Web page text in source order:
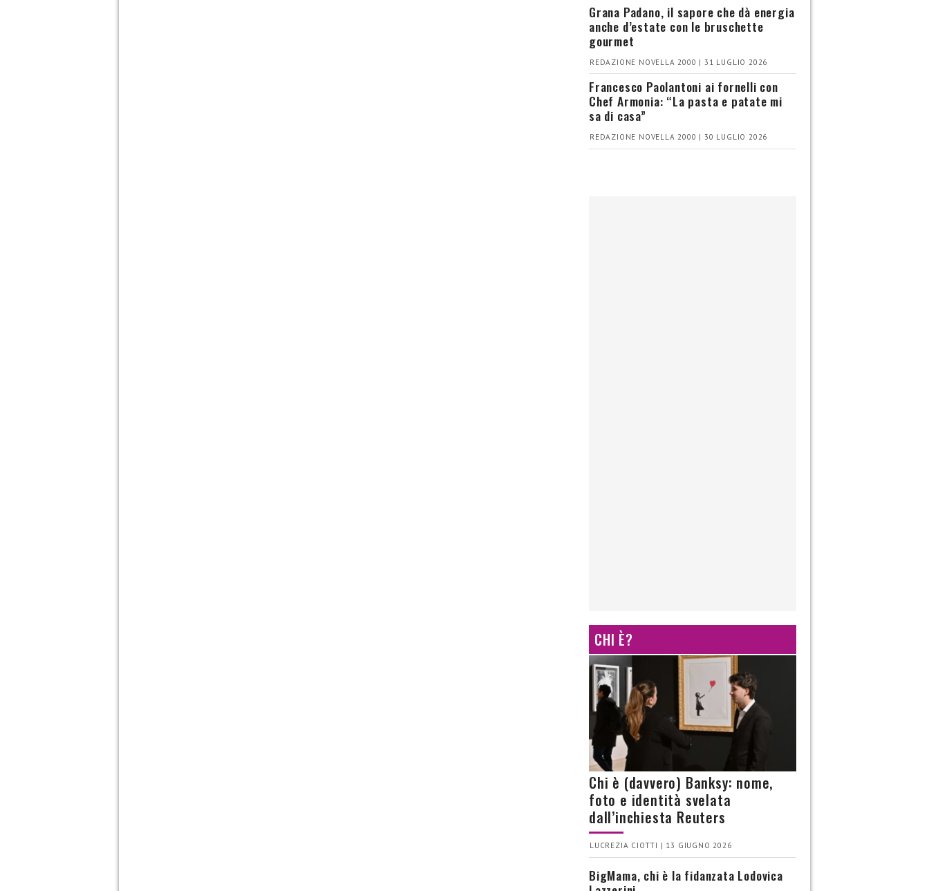
Grana Padano, il sapore che dà energia
anche d’estate con le bruschette
gourmet
REDAZIONE NOVELLA 2000 | 31 LUGLIO 2026
Francesco Paolantoni ai fornelli con
Chef Armonia: “La pasta e patate mi
sa di casa”
REDAZIONE NOVELLA 2000 | 30 LUGLIO 2026
CHI È?
Chi è (davvero) Banksy: nome,
foto e identità svelata
dall’inchiesta Reuters
LUCREZIA CIOTTI | 13 GIUGNO 2026
BigMama, chi è la fidanzata Lodovica